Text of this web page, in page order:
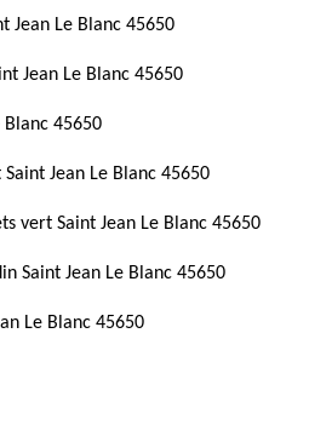
Jean Le Blanc 45650
Jean Le Blanc 45650
Blanc 45650
Jean Le Blanc 45650
vert Saint Jean Le Blanc 45650
Saint Jean Le Blanc 45650
Le Blanc 45650